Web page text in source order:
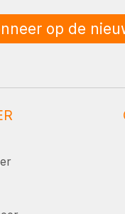
op de